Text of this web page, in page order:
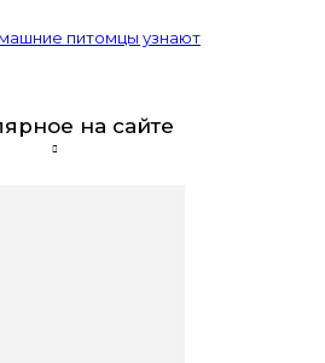
питомцы узнают
на сайте